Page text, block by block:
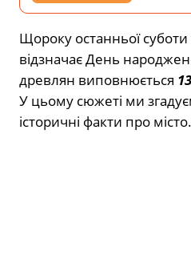
Щороку останньої суботи
відзначає День
древлян виповнюється
У цьому сюжеті ми
історичні факти про місто.